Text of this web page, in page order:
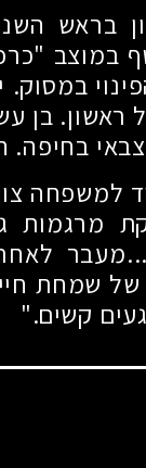
בראש
במוצב
בן
בחיפה.
למשפחה
מרגמות
של שמחת
קשים."